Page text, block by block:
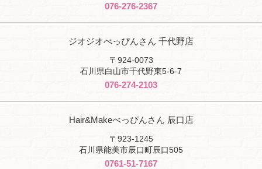
076-276-2367
ジオジオべっぴんさん 千代野店
〒924-0073
石川県白山市千代野東5-6-7
076-274-2103
Hair&Makeべっぴんさん 辰口店
〒923-1245
石川県能美市辰口町辰口505
0761-51-7167